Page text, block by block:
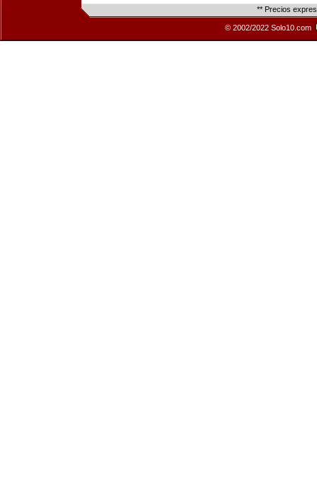
** Precios
© 2002/2022 Solo10.com